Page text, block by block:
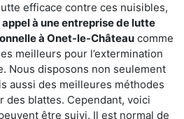
efficace contre ces nuisibles,
à une entreprise de lutte
à Onet-le-Château comme
meilleurs pour l’extermination
Nous disposons non seulement
aussi des meilleures méthodes
des blattes. Cependant, voici
être suivi. Il est normal de